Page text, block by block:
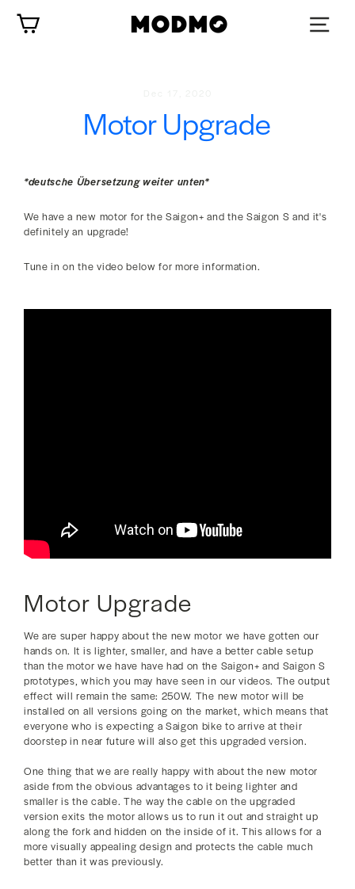
content
Motor Upgrade
*deutsche Übersetzung weiter unten*
We have a new motor for the Saigon+ and the Saigon S and it's
definitely an upgrade!
Tune in on the video below for more information.
Motor Upgrade
We are super happy about the new motor we have gotten our
hands on. It is lighter, smaller, and have a better cable setup
than the motor we have have had on the Saigon+ and Saigon S
prototypes, which you may have seen in our videos. The output
effect will remain the same: 250W. The new motor will be
installed on all versions going on the market, which means that
everyone who is expecting a Saigon bike to arrive at their
doorstep in near future will also get this upgraded version.
One thing that we are really happy with about the new motor
aside from the obvious advantages to it being lighter and
smaller is the cable. The way the cable on the upgraded
version exits the motor allows us to run it out and straight up
along the fork and hidden on the inside of it. This allows for a
more visually appealing design and protects the cable much
better than it was previously.